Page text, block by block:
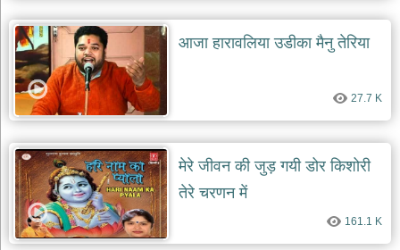
बावा
लाल
दयाल
भजन
bawa
lal
dayal
bhajans
शनि
देव
भजन
shani
dev
bhajans
आजा हारावलिया उडीका मैनु तेरिया
27.7 K
मेरे जीवन की जुड़ गयी डोर किशोरी
तेरे चरणन में
161.1 K